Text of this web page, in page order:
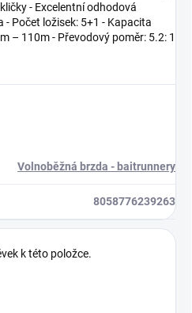
- Excelentní odhodová
Počet ložisek: 5+1 - Kapacita
– 110m - Převodový poměr: 5.2: 1
Volnoběžná brzda - baitrunnery
8058776239263
k této položce.